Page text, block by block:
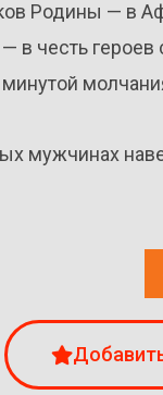
Родины — в
в честь
мужчинах